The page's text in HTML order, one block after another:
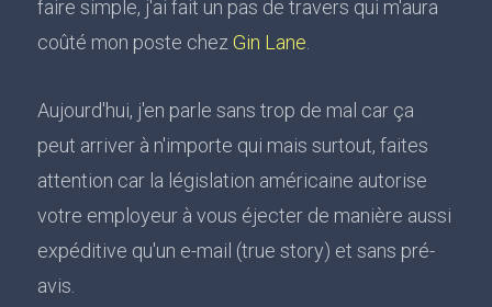
faire simple, j'ai fait un pas de travers qui m'aura
coûté mon poste chez Gin Lane
Aujourd'hui, j'en parle sans trop de mal car ça
peut arriver à n'importe qui mais surtout, faites
attention car la législation américaine autorise
votre employeur à vous éjecter de manière aussi
expéditive qu'un e-mail (true story) et sans pré-
avis.